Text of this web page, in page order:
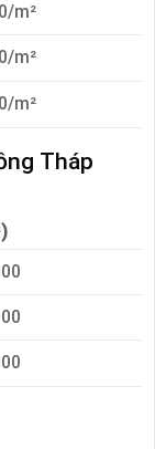
m²
m²
m²
Tháp